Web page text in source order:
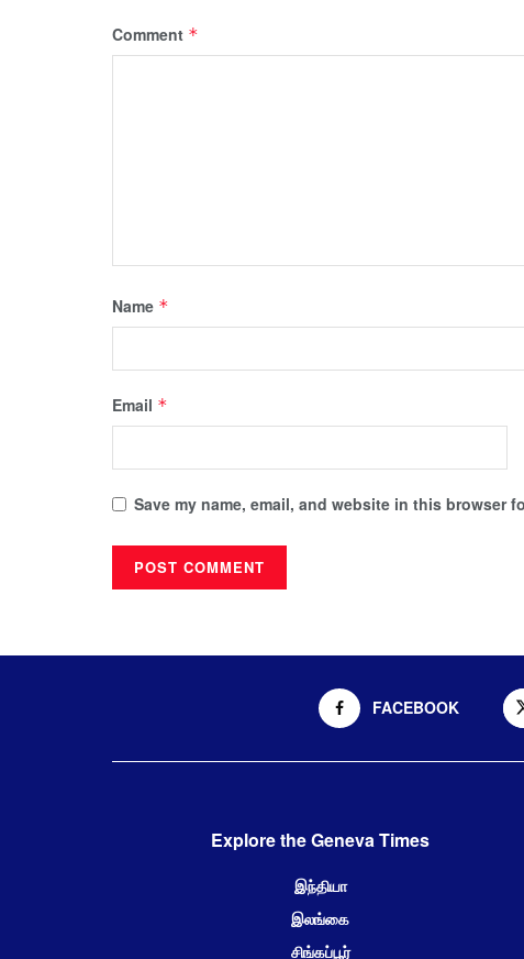
Comment *
Name *
Email *
Save my name, email, and website in this browser
FACEBOOK
Explore the Geneva Times
இந்தியா
இலங்கை
சிங்கப்பூர்